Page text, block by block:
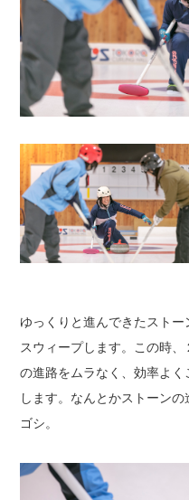
ゆっくりと進んできたスト
スウィープします。 この時、
の進路をムラなく、効率よ
します。 なんとかストーン
ゴシ。